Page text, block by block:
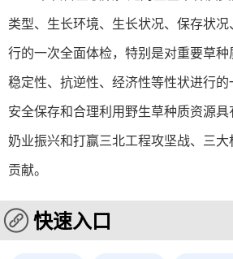
类型、生长环境、生长状况、保存状
行的一次全面体检，特别是对重要草种
稳定性、抗逆性、经济性等性状进行
安全保存和合理利用野生草种质资源
奶业振兴和打赢三北工程攻坚战、三
贡献。
快速入口